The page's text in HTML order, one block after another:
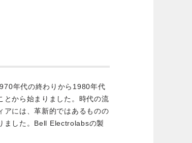
年代の終わりから1980年代
とから始まりました。時代の流
アには、革新的ではあるものの
ました。Bell Electrolabsの製